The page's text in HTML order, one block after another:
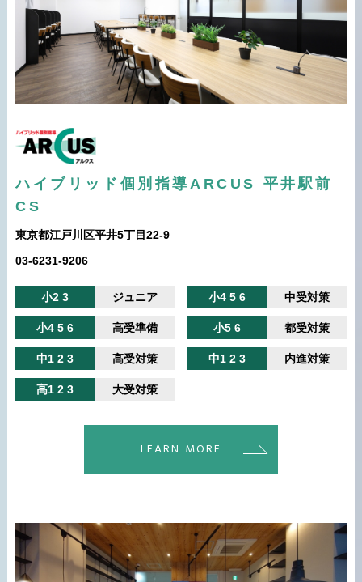
ハイブリッド個別指導ARCUS 平井駅前
CS
東京都江戸川区平井5丁目22-9
03-6231-9206
小2 3 ジュニア 小4 5 6 中受対策
小4 5 6 高受準備 小5 6 都受対策
中1 2 3 高受対策 中1 2 3 内進対策
高1 2 3 大受対策
LEARN MORE